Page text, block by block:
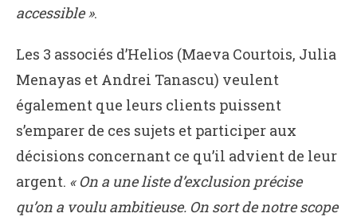
accessible ».
Les 3 associés d’Helios (Maeva Courtois, Julia
Menayas et Andrei Tanascu) veulent
également que leurs clients puissent
s’emparer de ces sujets et participer aux
décisions concernant ce qu’il advient de leur
argent. « On a une liste d’exclusion précise
qu’on a voulu ambitieuse. On sort de notre scope